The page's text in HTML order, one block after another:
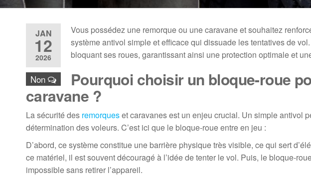
JAN
12
2026
Non
Vous possédez une remorque ou une caravane et souhaitez
système antivol simple et efficace qui dissuade les tentatives de
bloquant ses roues, garantissant ainsi une protection optimale et
Pourquoi choisir un bloque-roue
caravane ?
La sécurité des remorqueset caravanes est un enjeu crucial. Un simple antivol
détermination des voleurs. C’est ici que le bloque-roue entre en jeu :
D’abord, ce système constitue une barrière physique très visible, ce qui sert
ce matériel, il est souvent découragé à l’idée de tenter le vol. Puis, le bloque-
impossible sans retirer l’appareil.